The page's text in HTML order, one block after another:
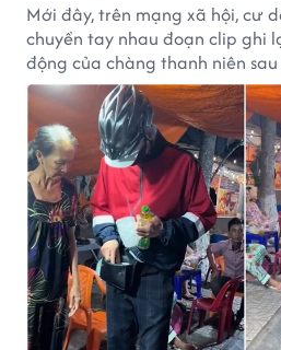
Mới đây, trên mạng xã hội, cư
chuyền tay nhau đoạn clip ghi
động của chàng thanh niên